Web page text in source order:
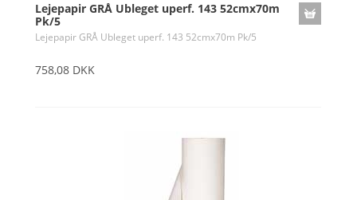
Lejepapir GRÅ Ubleget uperf. 143 52cmx70m
Pk/5
Lejepapir GRÅ Ubleget uperf. 143 52cmx70m Pk/5
758,08 DKK